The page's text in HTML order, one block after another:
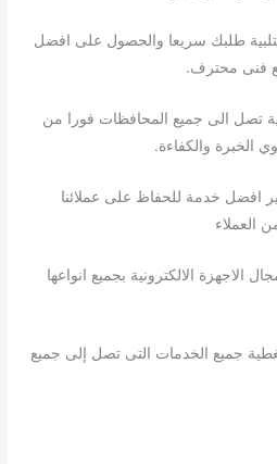
طلبك سريعا والحصول على افضل
فنى محترف.
تصل الى جميع المحافظات فورا من
الخبرة والكفاءة.
افضل خدمة للحفاظ على عملائنا
العملاء
الالكترونية بجميع انواعها
جميع الخدمات التى تصل إلى جميع